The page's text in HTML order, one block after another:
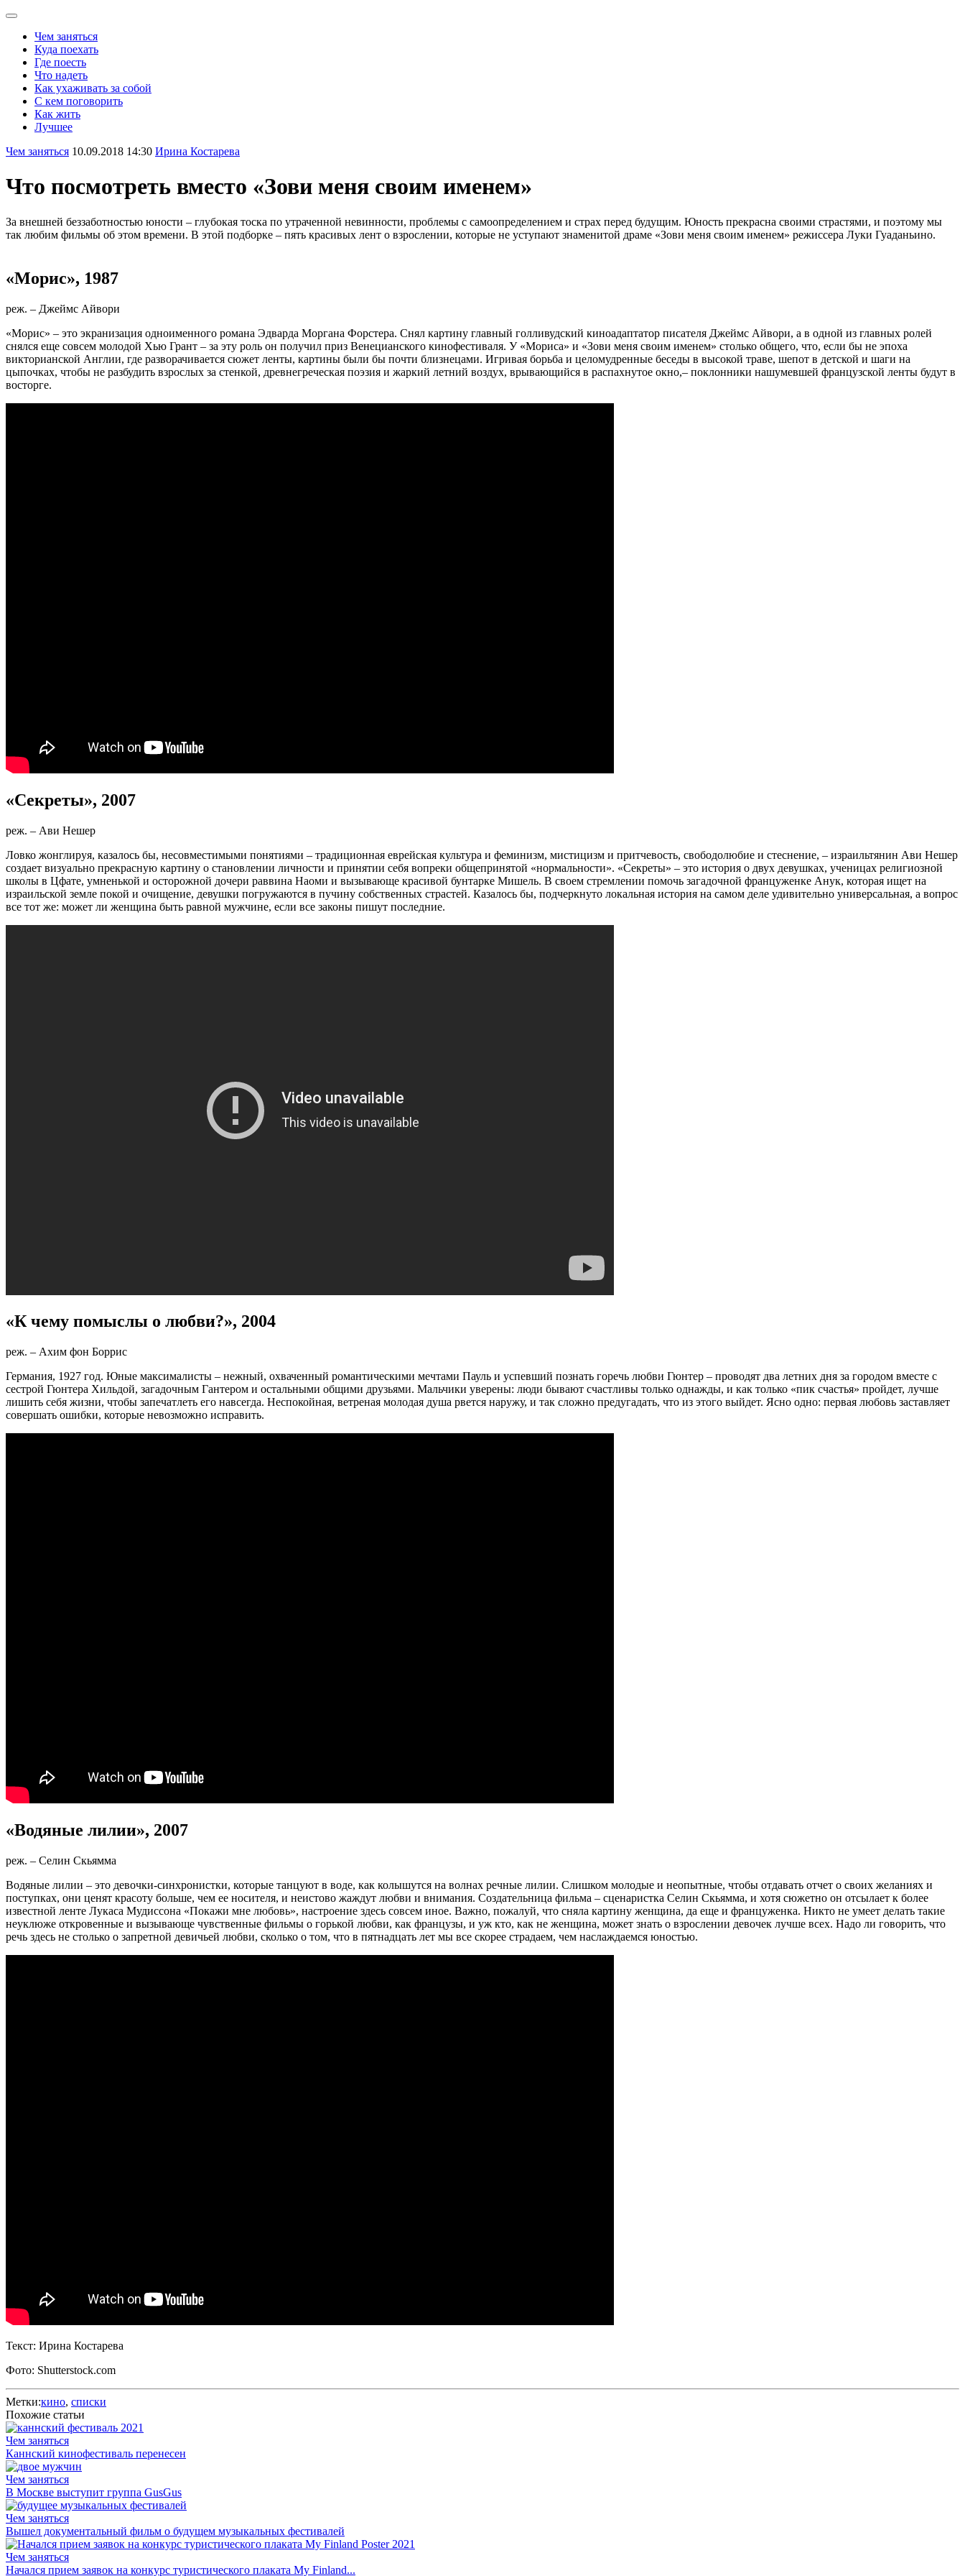
Чем заняться
Куда поехать
Где поесть
Что надеть
Как ухаживать за собой
С кем поговорить
Как жить
Лучшее
Чем заняться 10.09.2018 14:30 Ирина Костарева
Что посмотреть вместо «Зови меня своим именем»
За внешней беззаботностью юности – глубокая тоска по утраченной невинности, проблемы с самоопределением и страх перед будущим. Юность прекрасна своими страстями, и поэтому мы
так любим фильмы об этом времени. В этой подборке – пять красивых лент о взрослении, которые не уступают знаменитой драме «Зови меня своим именем» режиссера Луки Гуаданьино.
«Морис», 1987
реж. – Джеймс Айвори
«Морис» – это экранизация одноименного романа Эдварда Моргана Форстера. Снял картину главный голливудский киноадаптатор писателя Джеймс Айвори, а в одной из главных ролей
снялся еще совсем молодой Хью Грант – за эту роль он получил приз Венецианского кинофестиваля. У «Мориса» и «Зови меня своим именем» столько общего, что, если бы не эпоха
викторианской Англии, где разворачивается сюжет ленты, картины были бы почти близнецами. Игривая борьба и целомудренные беседы в высокой траве, шепот в детской и шаги на
цыпочках, чтобы не разбудить взрослых за стенкой, древнегреческая поэзия и жаркий летний воздух, врывающийся в распахнутое окно,– поклонники нашумевшей французской ленты будут в
восторге.
«Секреты», 2007
реж. – Ави Нешер
Ловко жонглируя, казалось бы, несовместимыми понятиями – традиционная еврейская культура и феминизм, мистицизм и притчевость, свободолюбие и стеснение, – израильтянин Ави Нешер
создает визуально прекрасную картину о становлении личности и принятии себя вопреки общепринятой «нормальности». «Секреты» – это история о двух девушках, ученицах религиозной
школы в Цфате, умненькой и осторожной дочери раввина Наоми и вызывающе красивой бунтарке Мишель. В своем стремлении помочь загадочной француженке Анук, которая ищет на
израильской земле покой и очищение, девушки погружаются в пучину собственных страстей. Казалось бы, подчеркнуто локальная история на самом деле удивительно универсальная, а вопрос
все тот же: может ли женщина быть равной мужчине, если все законы пишут последние.
«К чему помыслы о любви?», 2004
реж. – Ахим фон Боррис
Германия, 1927 год. Юные максималисты – нежный, охваченный романтическими мечтами Пауль и успевший познать горечь любви Гюнтер – проводят два летних дня за городом вместе с
сестрой Гюнтера Хильдой, загадочным Гантером и остальными общими друзьями. Мальчики уверены: люди бывают счастливы только однажды, и как только «пик счастья» пройдет, лучше
лишить себя жизни, чтобы запечатлеть его навсегда. Неспокойная, ветреная молодая душа рвется наружу, и так сложно предугадать, что из этого выйдет. Ясно одно: первая любовь заставляет
совершать ошибки, которые невозможно исправить.
«Водяные лилии», 2007
реж. – Селин Скьямма
Водяные лилии – это девочки-синхронистки, которые танцуют в воде, как колышутся на волнах речные лилии. Слишком молодые и неопытные, чтобы отдавать отчет о своих желаниях и
поступках, они ценят красоту больше, чем ее носителя, и неистово жаждут любви и внимания. Создательница фильма – сценаристка Селин Скьямма, и хотя сюжетно он отсылает к более
известной ленте Лукаса Мудиссона «Покажи мне любовь», настроение здесь совсем иное. Важно, пожалуй, что сняла картину женщина, да еще и француженка. Никто не умеет делать такие
неуклюже откровенные и вызывающе чувственные фильмы о горькой любви, как французы, и уж кто, как не женщина, может знать о взрослении девочек лучше всех. Надо ли говорить, что
речь здесь не столько о запретной девичьей любви, сколько о том, что в пятнадцать лет мы все скорее страдаем, чем наслаждаемся юностью.
Текст: Ирина Костарева
Фото: Shutterstock.com
Метки:кино, списки
Похожие статьи
Чем заняться
Каннский кинофестиваль перенесен
Чем заняться
В Москве выступит группа GusGus
Чем заняться
Вышел документальный фильм о будущем музыкальных фестивалей
Чем заняться
Начался прием заявок на конкурс туристического плаката My Finland...